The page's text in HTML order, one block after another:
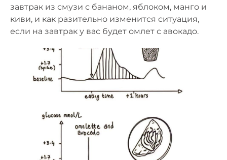
завтрак из смузи с бананом, яблоком, манго и
киви, и как разительно изменится ситуация,
если на завтрак у вас будет омлет с авокадо.